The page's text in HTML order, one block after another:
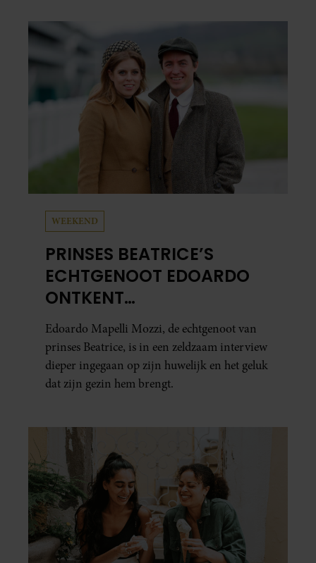
al in handen.
WEEKEND
PRINSES BEATRICE’S
ECHTGENOOT EDOARDO
ONTKENT
HUWELIJKSPROBLEMEN
Edoardo Mapelli Mozzi, de echtgenoot van
prinses Beatrice, is in een zeldzaam interview
dieper ingegaan op zijn huwelijk en het geluk
dat zijn gezin hem brengt.